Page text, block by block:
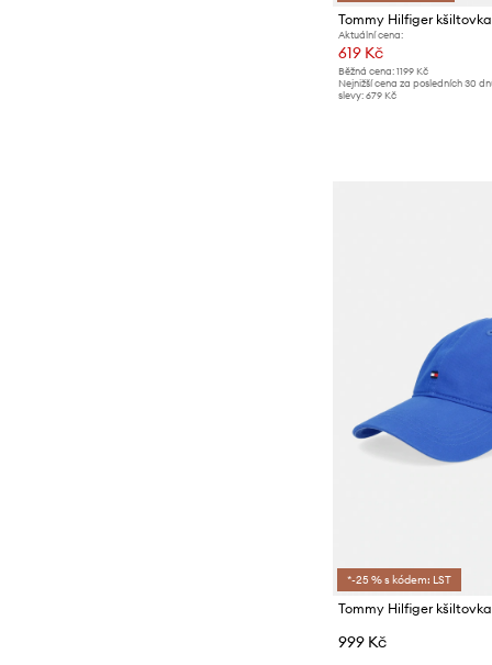
Aktuální cena:
619 Kč
Běžná cena: 1199 Kč
Nejnižší cena za posledních 30
slevy: 679 Kč
*-25 % s kódem: LST
999 Kč